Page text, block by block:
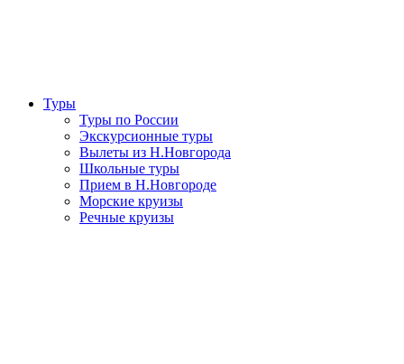
Туры
Туры по России
Экскурсионные туры
Вылеты из Н.Новгорода
Школьные туры
Прием в Н.Новгороде
Морские круизы
Речные круизы